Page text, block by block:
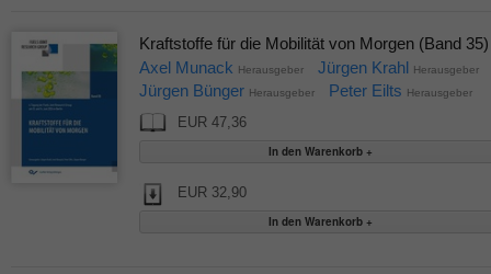
Kraftstoffe für die Mobilität von Morgen (Band 35)
Axel Munack Herausgeber Jürgen Krahl Herausgeber
Jürgen Bünger Herausgeber Peter Eilts Herausgeber
EUR 47,36
EUR 32,90